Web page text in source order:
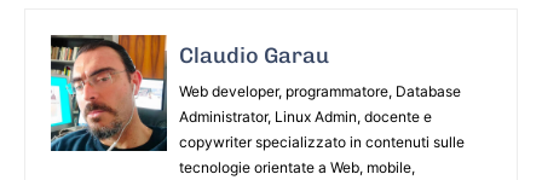
Claudio Garau
Web developer, programmatore, Database
Administrator, Linux Admin, docente e
copywriter specializzato in contenuti sulle
tecnologie orientate a Web, mobile,